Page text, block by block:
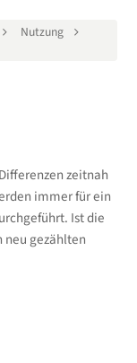
Nutzung
zeitnah
immer für ein
Ist die
neu gezählten